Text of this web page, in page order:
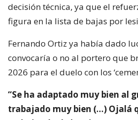
decisión técnica, ya que el
figura en la lista de bajas por
Fernando Ortiz ya había dado
convocaría o no al portero que
2026 para el duelo con los
“Se ha adaptado muy bien al
trabajado muy bien (…) Ojalá